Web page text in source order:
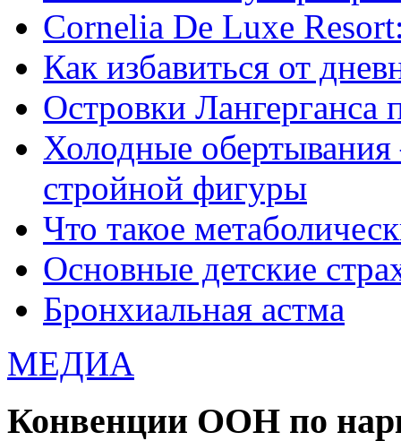
Сornelia De Luxe
Как избавиться от
Островки
Холодные обертывания
стройной фигуры
Что такое
Основные детские
Бронхиальная астма
МЕДИА
Конвенции ООН по